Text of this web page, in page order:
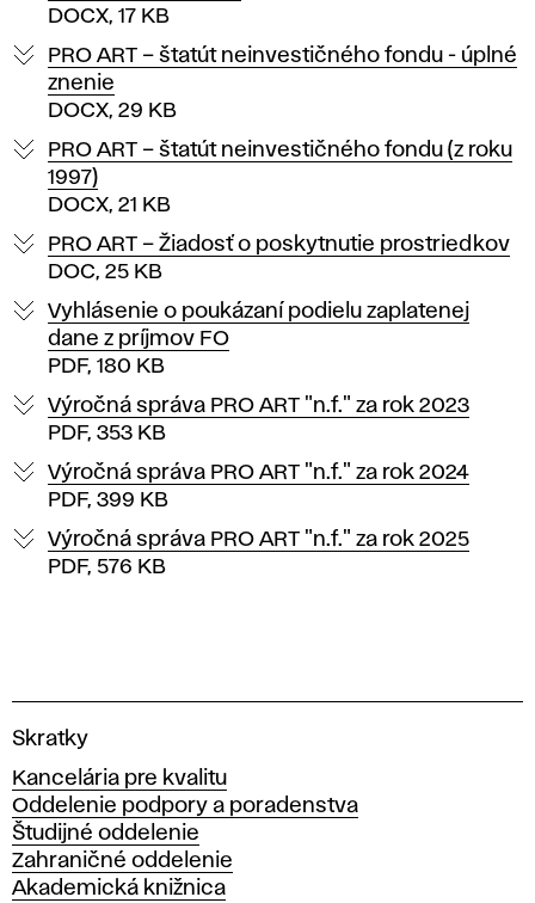
DOCX, 17 KB
PRO ART – štatút neinvestičného fondu - úplné
znenie
DOCX, 29 KB
PRO ART – štatút neinvestičného fondu (z roku
1997)
DOCX, 21 KB
PRO ART – Žiadosť o poskytnutie prostriedkov
DOC, 25 KB
Vyhlásenie o poukázaní podielu zaplatenej
dane z príjmov FO
PDF, 180 KB
Výročná správa PRO ART "n.f." za rok 2023
PDF, 353 KB
Výročná správa PRO ART "n.f." za rok 2024
PDF, 399 KB
Výročná správa PRO ART "n.f." za rok 2025
PDF, 576 KB
V
s
o
k
á
š
Skratky
Kancelária pre kvalitu
Oddelenie podpory a poradenstva
Študijné oddelenie
Zahraničné oddelenie
Akademická knižnica